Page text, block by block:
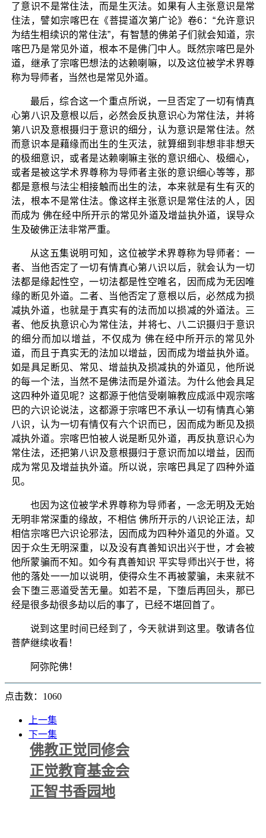
了意识不是常住法，而是生灭法。如果有人主张意识是常
住法，譬如宗喀巴在《菩提道次第广论》卷6：“允许意识
为结生相续识的常住法”，有智慧的佛弟子们就会知道，宗
喀巴乃是常见外道，根本不是佛门中人。既然宗喀巴是外
道，继承了宗喀巴想法的达赖喇嘛，以及这位被学术界尊
称为导师者，当然也是常见外道。
最后，综合这一个重点所说，一旦否定了一切有情真
心第八识及意根以后，必然会反执意识心为常住法，并将
第八识及意根摄归于意识的细分，认为意识是常住法。然
而意识本是藉缘而出生的生灭法，就算细到非想非非想天
的极细意识，或者是达赖喇嘛主张的意识细心、极细心，
或者是被这学术界尊称为导师者主张的意识细心等等，那
都是意根与法尘相接触而出生的法，本来就是有生有灭的
法，根本不是常住法。像这样主张意识是常住法的人，因
而成为 佛在经中所开示的常见外道及增益执外道，误导众
生及破佛正法非常严重。
从这五集说明可知，这位被学术界尊称为导师者：一
者、当他否定了一切有情真心第八识以后，就会认为一切
法都是缘起性空，一切法都是性空唯名，因而成为无因唯
缘的断见外道。二者、当他否定了意根以后，必然成为损
减执外道，也就是于真实有的法而加以损减的外道法。三
者、他反执意识心为常住法，并将七、八二识摄归于意识
的细分而加以增益，不仅成为 佛在经中所开示的常见外
道，而且于真实无的法加以增益，因而成为增益执外道。
如是具足断见、常见、增益执及损减执的外道见，他所说
的每一个法，当然不是佛法而是外道法。为什么他会具足
这四种外道见呢？这都源于他信受喇嘛教应成派中观宗喀
巴的六识论说法，这都源于宗喀巴不承认一切有情真心第
八识，认为一切有情仅有六个识而已，因而成为断见及损
减执外道。宗喀巴怕被人说是断见外道，再反执意识心为
常住法，还把第八识及意根摄归于意识而加以增益，因而
成为常见及增益执外道。所以说，宗喀巴具足了四种外道
见。
也因为这位被学术界尊称为导师者，一念无明及无始
无明非常深重的缘故，不相信 佛所开示的八识论正法，却
相信宗喀巴六识论邪法，因而成为四种外道见的外道。又
因于众生无明深重，以及没有真善知识出兴于世，才会被
他所蒙骗而不知。如今有真善知识 平实导师出兴于世，将
他的落处一一加以说明，使得众生不再被蒙骗，未来就不
会下堕三恶道受苦无量。如若不是，下堕后再回头，那已
经是很多劫很多劫以后的事了，已经不堪回首了。
说到这里时间已经到了，今天就讲到这里。敬请各位
菩萨继续收看！
阿弥陀佛！
点击数：1060
上一集
下一集
佛教正觉同修会
正觉教育基金会
正智书香园地